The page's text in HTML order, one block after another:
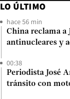
LO ÚLTIMO
hace 56 min
China reclama a
antinucleares y
00:38
Periodista José
tránsito con